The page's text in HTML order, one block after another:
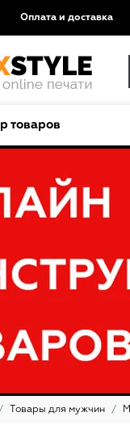
Оплата и доставка
товаров
Товары для мужчин